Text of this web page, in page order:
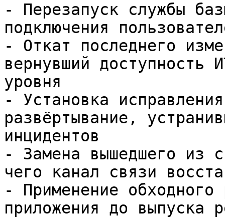
- Перезапуск службы
подключения
- Откат последнего
вернувший доступность
уровня
- Установка
развёртывание,
инцидентов
- Замена вышедшего из
чего канал связи
- Применение обходного
приложения до выпуска